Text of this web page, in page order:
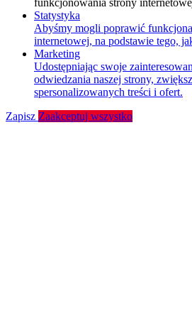
Statystyka
Abyśmy mogli poprawić
internetowej, na podstawie tego,
Marketing
Udostępniając swoje
odwiedzania naszej strony,
spersonalizowanych treści i ofert.
Zapisz Zaakceptuj wszystko